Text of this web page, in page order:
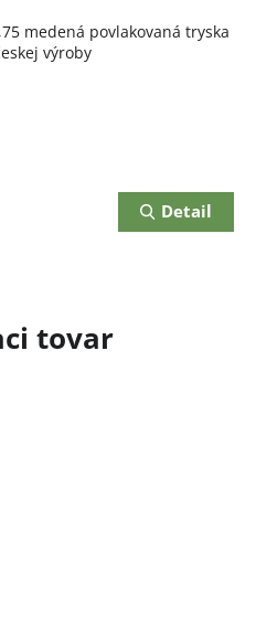
tovar
medená povlakovaná tryska
výroby
Detail